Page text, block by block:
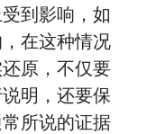
到影响，如
在这种情况
原，不仅要
明，还要保
所说的证据